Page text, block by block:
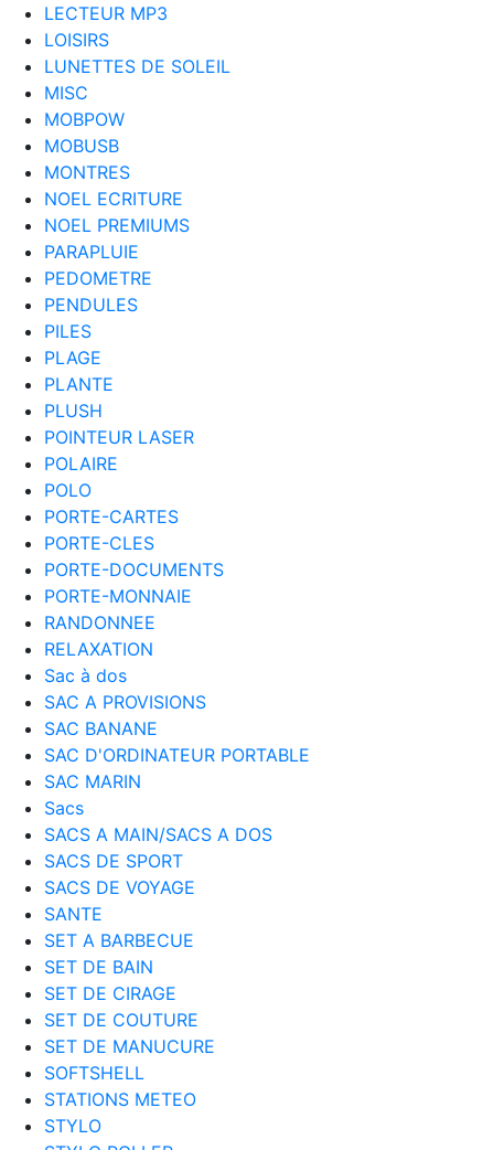
LECTEUR MP3
LOISIRS
LUNETTES DE SOLEIL
MISC
MOBPOW
MOBUSB
MONTRES
NOEL ECRITURE
NOEL PREMIUMS
PARAPLUIE
PEDOMETRE
PENDULES
PILES
PLAGE
PLANTE
PLUSH
POINTEUR LASER
POLAIRE
POLO
PORTE-CARTES
PORTE-CLES
PORTE-DOCUMENTS
PORTE-MONNAIE
RANDONNEE
RELAXATION
Sac à dos
SAC A PROVISIONS
SAC BANANE
SAC D'ORDINATEUR PORTABLE
SAC MARIN
Sacs
SACS A MAIN/SACS A DOS
SACS DE SPORT
SACS DE VOYAGE
SANTE
SET A BARBECUE
SET DE BAIN
SET DE CIRAGE
SET DE COUTURE
SET DE MANUCURE
SOFTSHELL
STATIONS METEO
STYLO